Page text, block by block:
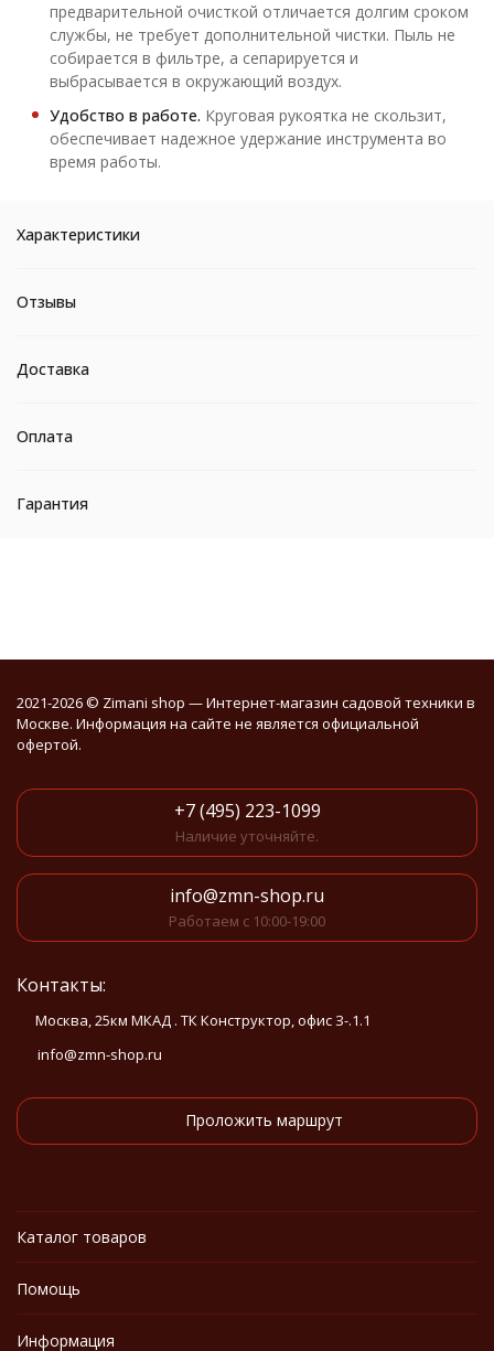
предварительной очисткой отличается долгим сроком
службы, не требует дополнительной чистки. Пыль не
собирается в фильтре, а сепарируется и
выбрасывается в окружающий воздух.
Удобство в работе. Круговая рукоятка не скользит,
обеспечивает надежное удержание инструмента во
время работы.
Характеристики
Отзывы
Доставка
Оплата
Гарантия
2021-2026 © Zimani shop — Интернет-магазин садовой техники в
Москве. Информация на сайте не является официальной
офертой.
+7 (495) 223-1099
Наличие уточняйте.
info@zmn-shop.ru
Работаем с 10:00-19:00
Контакты:
Москва, 25км МКАД . ТК Конструктор, офис З-.1.1
info@zmn-shop.ru
Проложить маршрут
Каталог товаров
Помощь
Информация